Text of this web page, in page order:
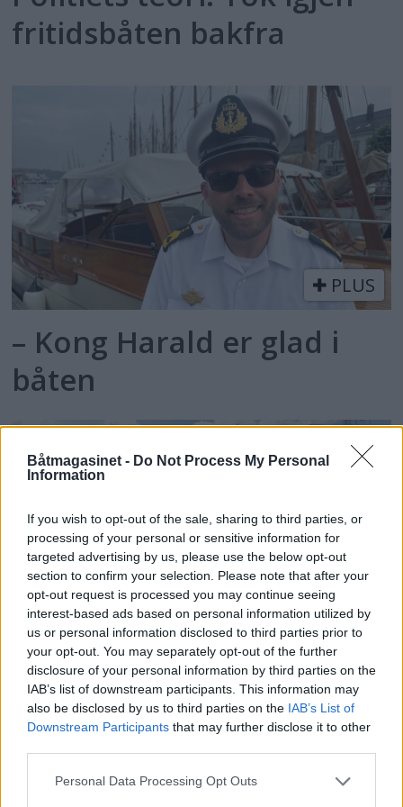
Båtmagasinet - Do Not Process My Personal
Information
If you wish to opt-out of the sale, sharing to third parties, or
processing of your personal or sensitive information for
targeted advertising by us, please use the below opt-out
section to confirm your selection. Please note that after your
opt-out request is processed you may continue seeing
interest-based ads based on personal information utilized by
us or personal information disclosed to third parties prior to
your opt-out. You may separately opt-out of the further
disclosure of your personal information by third parties on the
IAB’s list of downstream participants. This information may
also be disclosed by us to third parties on the IAB’s List of
Downstream Participants that may further disclose it to other
Personal Data Processing Opt Outs
fritidsbåten bakfra
PLUS
– Kong Harald er glad i
båten
Seier for Statsraaden i
Tall Ships Races